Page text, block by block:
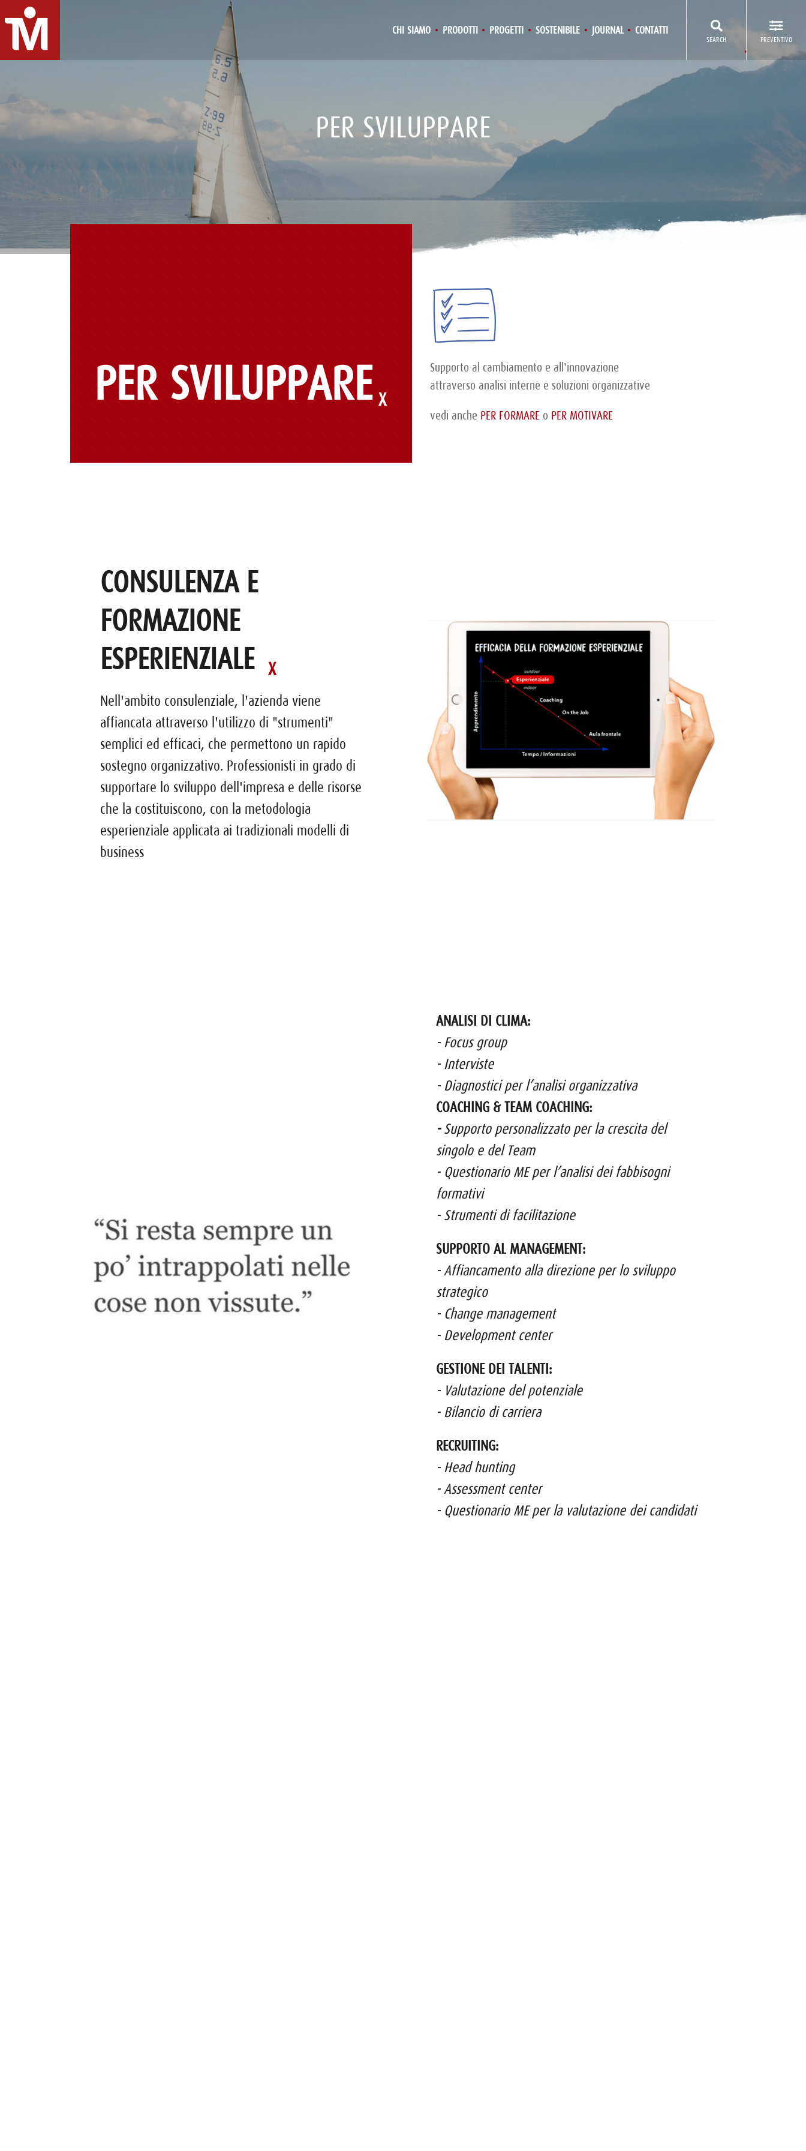
CHI SIAMO PRODOTTI PROGETTI SOSTENIBILE JOURNAL CONTATTI
SEARCH PREVENTIVO
PER SVILUPPARE
PER SVILUPPARE
Supporto al cambiamento e all'innovazione
attraverso analisi interne e soluzioni organizzative
vedi anche PER FORMARE o PER MOTIVARE
CONSULENZA E
FORMAZIONE
ESPERIENZIALE
Nell'ambito consulenziale, l'azienda viene
affiancata attraverso l'utilizzo di "strumenti"
semplici ed efficaci, che permettono un rapido
sostegno organizzativo. Professionisti in grado di
supportare lo sviluppo dell'impresa e delle risorse
che la costituiscono, con la metodologia
esperienziale applicata ai tradizionali modelli di
business
ANALISI DI CLIMA:
- Focus group
- Interviste
- Diagnostici per l’analisi organizzativa
COACHING & TEAM COACHING:
-Supporto personalizzato per la crescita del
singolo e del Team
- Questionario ME per l’analisi dei fabbisogni
formativi
- Strumenti di facilitazione
SUPPORTO AL MANAGEMENT:
- Affiancamento alla direzione per lo sviluppo
strategico
- Change management
- Development center
GESTIONE DEI TALENTI:
- Valutazione del potenziale
- Bilancio di carriera
RECRUITING:
- Head hunting
- Assessment center
- Questionario ME per la valutazione dei candidati